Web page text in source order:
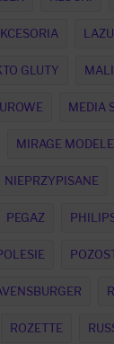
GLUTY
MEDIA
MIRAGE MODELE
NIEPRZYPISANE
PEGAZ
ROZETTE